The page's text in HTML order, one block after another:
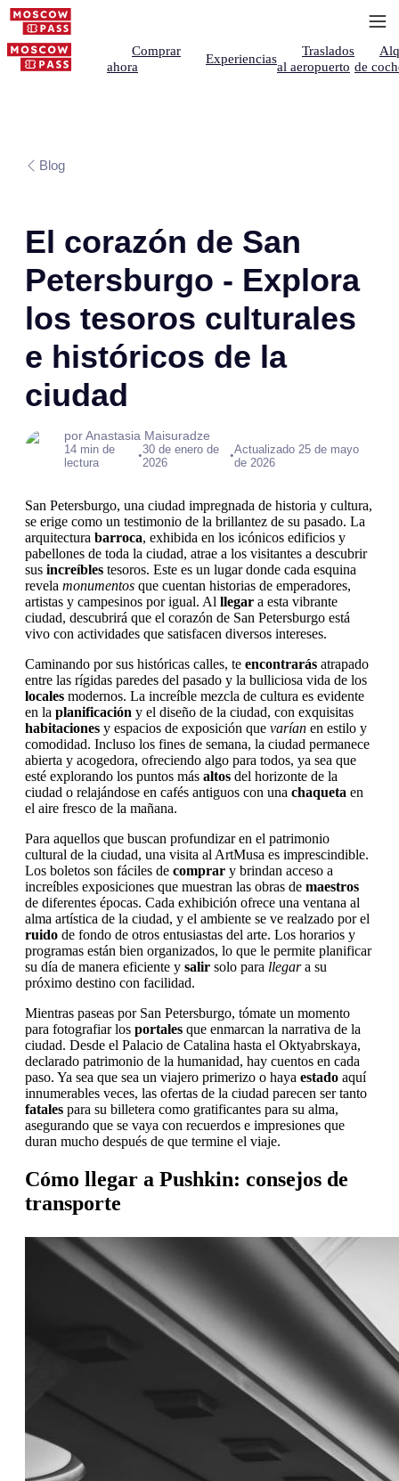
Comprar
ahora
Experiencias
Traslados
al aeropuerto de
Blog
El corazón de San
Petersburgo - Explora
los tesoros culturales
e históricos de la
ciudad
por Anastasia Maisuradze
14 min de
lectura
•30 de enero de
2026
•Actualizado 25 de mayo
de 2026
San Petersburgo, una ciudad impregnada de historia y cultura,
se erige como un testimonio de la brillantez de su pasado. La
arquitectura barroca, exhibida en los icónicos edificios y
pabellones de toda la ciudad, atrae a los visitantes a descubrir
sus increíbles tesoros. Este es un lugar donde cada esquina
revela monumentos que cuentan historias de emperadores,
artistas y campesinos por igual. Al llegar a esta vibrante
ciudad, descubrirá que el corazón de San Petersburgo está
vivo con actividades que satisfacen diversos intereses.
Caminando por sus históricas calles, te encontrarás atrapado
entre las rígidas paredes del pasado y la bulliciosa vida de los
locales modernos. La increíble mezcla de cultura es evidente
en la planificación y el diseño de la ciudad, con exquisitas
habitaciones y espacios de exposición que varían en estilo y
comodidad. Incluso los fines de semana, la ciudad permanece
abierta y acogedora, ofreciendo algo para todos, ya sea que
esté explorando los puntos más altos del horizonte de la
ciudad o relajándose en cafés antiguos con una chaqueta en
el aire fresco de la mañana.
Para aquellos que buscan profundizar en el patrimonio
cultural de la ciudad, una visita al ArtMusa es imprescindible.
Los boletos son fáciles de comprar y brindan acceso a
increíbles exposiciones que muestran las obras de maestros
de diferentes épocas. Cada exhibición ofrece una ventana al
alma artística de la ciudad, y el ambiente se ve realzado por el
ruido de fondo de otros entusiastas del arte. Los horarios y
programas están bien organizados, lo que le permite planificar
su día de manera eficiente y salir solo para llegara su
próximo destino con facilidad.
Mientras paseas por San Petersburgo, tómate un momento
para fotografiar los portales que enmarcan la narrativa de la
ciudad. Desde el Palacio de Catalina hasta el Oktyabrskaya,
declarado patrimonio de la humanidad, hay cuentos en cada
paso. Ya sea que sea un viajero primerizo o haya estado aquí
innumerables veces, las ofertas de la ciudad parecen ser tanto
fatales para su billetera como gratificantes para su alma,
asegurando que se vaya con recuerdos e impresiones que
duran mucho después de que termine el viaje.
Cómo llegar a Pushkin: consejos de
transporte